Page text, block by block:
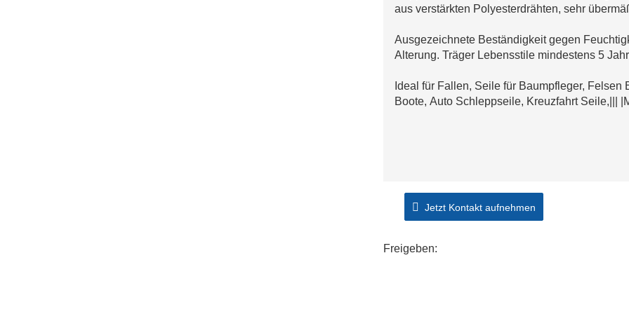
aus verstärkten Polyesterdrähten, sehr
Ausgezeichnete Beständigkeit gegen
Alterung. Träger Lebensstile mindestens 5
Ideal für Fallen, Seile für Baumpfleger,
Boote, Auto Schleppseile, Kreuzfahrt Seile,|||
Jetzt Kontakt aufnehmen
Freigeben: